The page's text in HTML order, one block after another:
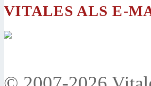
VITALES ALS E-